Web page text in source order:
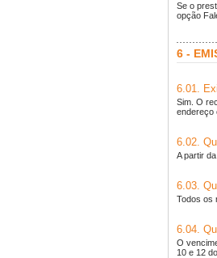
Se o
opção
6 -
6.01.
Sim. O
endereço
6.02.
A partir
6.03.
Todos os
6.04.
O
10 e 12